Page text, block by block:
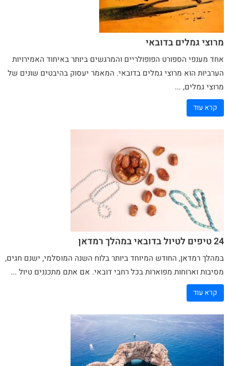
מרוצי גמלים בדובאי
אחד מענפי הספורט הפופולריים והמרגשים ביותר באיחוד האמירויות
הערביות הוא מרוציגמליםבדובאי. המאמר יעסוק בהיבטים שונים של
מרוצי גמלים, ...
קרא עוד
24 טיפים לטיול בדובאי במהלך רמדאן
במהלך רמדאן, החודש המיוחד ביותר בלוח השנה המוסלמי, ישנם חגים,
מסיבות וארוחות מפוארות בכל רחבי דובאי. אם אתם מתכננים טיול ...
קרא עוד